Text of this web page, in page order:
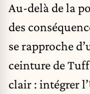
Au-delà de la
des
se rapproche
ceinture de
clair : intégrer